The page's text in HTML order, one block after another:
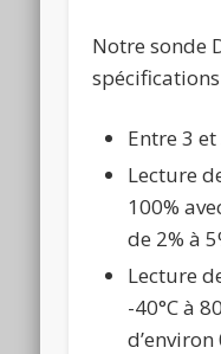
Notre sonde
Entre 3
Lecture
100%
de 2% à
Lecture
-40°C à
d’environ